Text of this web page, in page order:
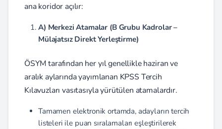
ana koridor açılır:
A) Merkezi Atamalar (B Grubu Kadrolar –
Mülajatsız Direkt Yerleştirme)
ÖSYM tarafından her yıl genellikle haziran ve
aralık aylarında yayımlanan KPSS Tercih
Kılavuzları vasıtasıyla yürütülen atamalardır.
Tamamen elektronik ortamda, adayların tercih
listeleri ile puan sıralamaları eşleştirilerek